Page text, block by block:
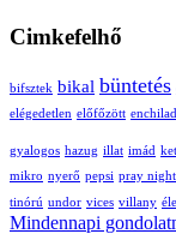
Cimkefelhő
bifsztek bikal büntetés
elégedetlen előfőzött
gyalogos hazug illat imád
mikro nyerő pepsi pray
tinórú undor vices villany
Mindennapi